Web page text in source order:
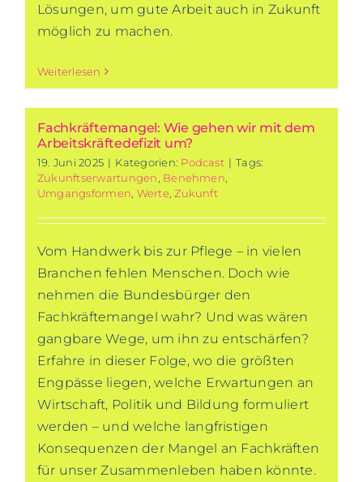
Lösungen, um gute Arbeit auch in Zukunft
möglich zu machen.
Weiterlesen
Fachkräftemangel: Wie gehen wir mit dem
Arbeitskräftedefizit um?
19. Juni 2025 | Kategorien: Podcast | Tags:
Zukunftserwartungen Benehmen
Umgangsformen Werte ,Zukunft
Vom Handwerk bis zur Pflege – in vielen
Branchen fehlen Menschen. Doch wie
nehmen die Bundesbürger den
Fachkräftemangel wahr? Und was wären
gangbare Wege, um ihn zu entschärfen?
Erfahre in dieser Folge, wo die größten
Engpässe liegen, welche Erwartungen an
Wirtschaft, Politik und Bildung formuliert
werden – und welche langfristigen
Konsequenzen der Mangel an Fachkräften
für unser Zusammenleben haben könnte.